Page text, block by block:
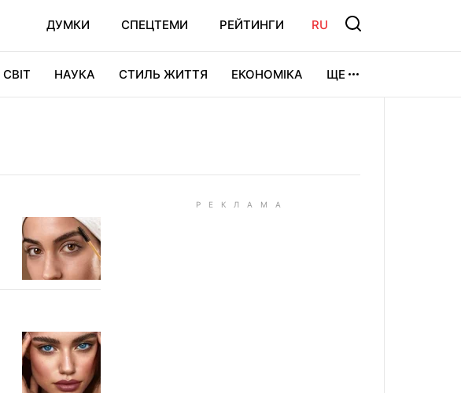
ДУМКИ СПЕЦТЕМИ РЕЙТИНГИ RU
СВІТ НАУКА СТИЛЬ ЖИТТЯ ЕКОНОМІКА ЩЕ